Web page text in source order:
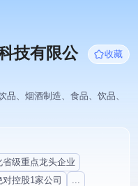
技有限公
收藏
品、烟酒制造、食品、饮品、
省级重点龙头企业
对控股1家公司 ...